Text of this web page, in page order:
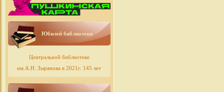
Юбилей библиотеки
Центральной библиотеке
им.А.Н. Зырянова в 2021г. 145 лет